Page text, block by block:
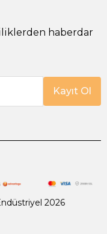
haberdar
Kayıt Ol
2026